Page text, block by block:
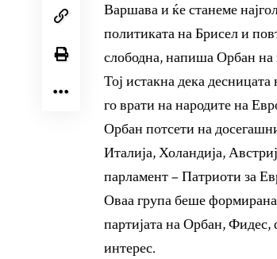
Варшава и ќе станеме
политиката на Брисел и
слободна, напиша Орбан на
Тој истакна дека
го врати на народите на
Орбан потсети на
Италија, Холандија,
парламент – Патриоти за
Оваа група беше формирана
партијата на Орбан,
интерес.